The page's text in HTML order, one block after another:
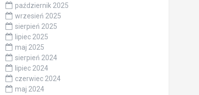
październik 2025
wrzesień 2025
sierpień 2025
lipiec 2025
maj 2025
sierpień 2024
lipiec 2024
czerwiec 2024
maj 2024